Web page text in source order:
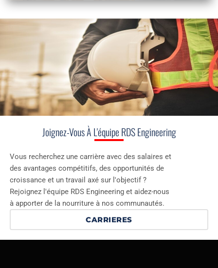
INSTALLATION &
Joignez-Vous À L'équipe RDS Engineering
Vous recherchez une carrière avec des salaires et
des avantages compétitifs, des opportunités de
croissance et un travail axé sur l'objectif ?
Rejoignez l'équipe RDS Engineering et aidez-nous
à apporter de la nourriture à nos communautés.
CARRIERES